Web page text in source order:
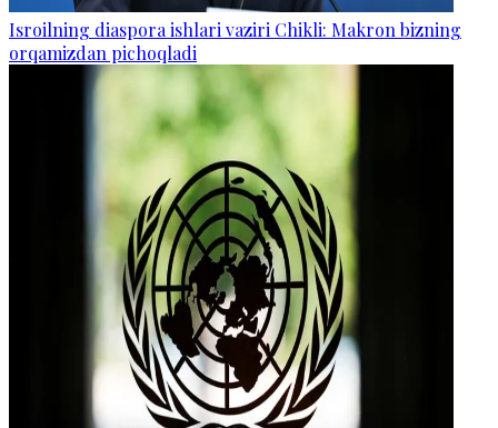
Isroilning diaspora ishlari vaziri Chikli: Makron bizning
orqamizdan pichoqladi